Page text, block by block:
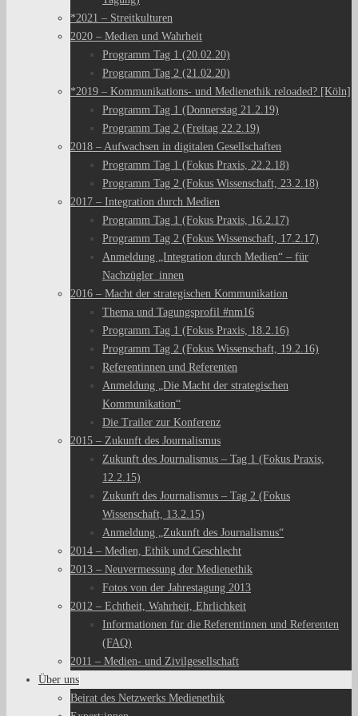
*2021 – Streitkulturen
2020 – Medien und Wahrheit
Programm Tag 1 (20.02.20)
Programm Tag 2 (21.02.20)
*2019 – Kommunikations- und Medienethik reloaded? [Köln]
Programm Tag 1 (Donnerstag 21.2.19)
Programm Tag 2 (Freitag 22.2.19)
2018 – Aufwachsen in digitalen Gesellschaften
Programm Tag 1 (Fokus Praxis, 22.2.18)
Programm Tag 2 (Fokus Wissenschaft, 23.2.18)
2017 – Integration durch Medien
Programm Tag 1 (Fokus Praxis, 16.2.17)
Programm Tag 2 (Fokus Wissenschaft, 17.2.17)
Anmeldung „Integration durch Medien“ – für
Nachzügler_innen
2016 – Macht der strategischen Kommunikation
Thema und Tagungsprofil #nm16
Programm Tag 1 (Fokus Praxis, 18.2.16)
Programm Tag 2 (Fokus Wissenschaft, 19.2.16)
Referentinnen und Referenten
Anmeldung „Die Macht der strategischen
Kommunikation“
Die Trailer zur Konferenz
2015 – Zukunft des Journalismus
Zukunft des Journalismus – Tag 1 (Fokus Praxis,
12.2.15)
Zukunft des Journalismus – Tag 2 (Fokus
Wissenschaft, 13.2.15)
Anmeldung „Zukunft des Journalismus“
2014 – Medien, Ethik und Geschlecht
2013 – Neuvermessung der Medienethik
Fotos von der Jahrestagung 2013
2012 – Echtheit, Wahrheit, Ehrlichkeit
Informationen für die Referentinnen und Referenten
(FAQ)
2011 – Medien- und Zivilgesellschaft
Über uns
Beirat des Netzwerks Medienethik